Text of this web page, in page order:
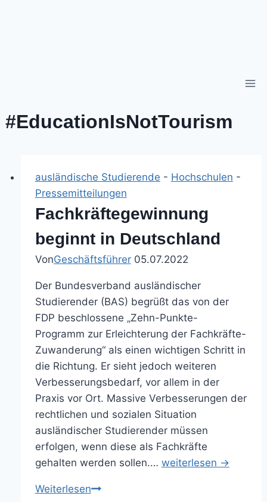
#EducationIsNotTourism
ausländische Studierende - Hochschulen -
Pressemitteilungen
Fachkräftegewinnung
beginnt in Deutschland
VonGeschäftsführer 05.07.2022
Der Bundesverband ausländischer
Studierender (BAS) begrüßt das von der
FDP beschlossene „Zehn-Punkte-
Programm zur Erleichterung der Fachkräfte-
Zuwanderung“ als einen wichtigen Schritt in
die Richtung. Er sieht jedoch weiteren
Verbesserungsbedarf, vor allem in der
Praxis vor Ort. Massive Verbesserungen der
rechtlichen und sozialen Situation
ausländischer Studierender müssen
erfolgen, wenn diese als Fachkräfte
gehalten werden sollen.… weiterlesen →
WeiterlesenFachkräftegewinnung